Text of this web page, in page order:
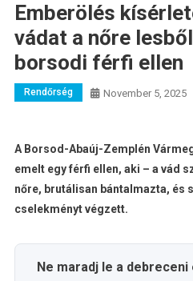
Emberölés
vádat a nőre
borsodi férfi ellen
Rendőrség November 5, 2025
A Borsod-Abaúj-Zemplén
emelt egy férfi ellen, aki – a vád
nőre, brutálisan bántalmazta, és
cselekményt végzett.
Ne maradj le a